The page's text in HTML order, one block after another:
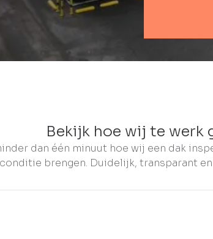
Bekijk hoe wij te werk
dan één minuut hoe wij een dak
brengen. Duidelijk, transparant